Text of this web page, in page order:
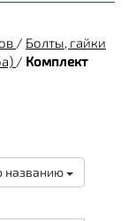
/ Болты, гайки
/ Комплект
названию